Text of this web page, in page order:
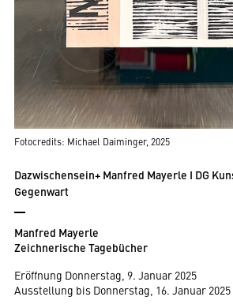
Fotocredits: Michael Daiminger, 2025
Dazwischensein+ Manfred Mayerle I DG
Gegenwart
Manfred Mayerle
Zeichnerische Tagebücher
Eröffnung Donnerstag, 9. Januar 2025
Ausstellung bis Donnerstag, 16. Januar 2025